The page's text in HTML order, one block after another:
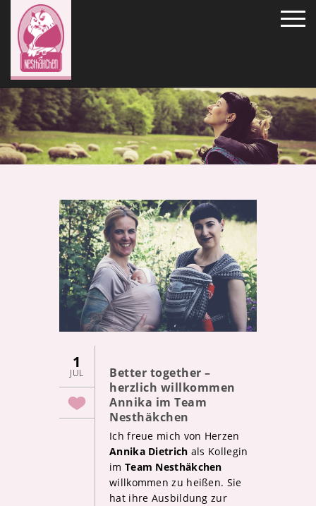
1
JUL
Better together –
herzlich willkommen
Annika im Team
Nesthäkchen
Ich freue mich von Herzen
Annika Dietrich als Kollegin
im Team Nesthäkchen
willkommen zu heißen. Sie
hat ihre Ausbildung zur